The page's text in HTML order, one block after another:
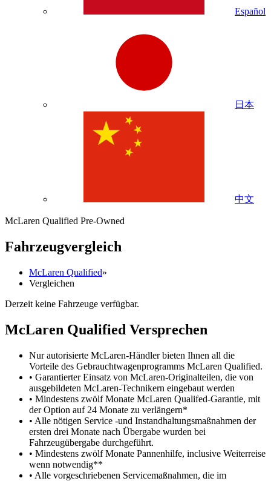
Español
日本
中文
McLaren Qualified Pre-Owned
Fahrzeugvergleich
McLaren Qualified»
Vergleichen
Derzeit keine Fahrzeuge verfügbar.
McLaren Qualified Versprechen
Nur autorisierte McLaren-Händler bieten Ihnen all die
Vorteile des Gebrauchtwagenprogramms McLaren Qualified.
• Garantierter Einsatz von McLaren-Originalteilen, die von
ausgebildeten McLaren-Technikern eingebaut werden
• Mindestens zwölf Monate McLaren Qualifed-Garantie, mit
der Option auf 24 Monate zu verlängern*
• Alle nötigen Service -und Instandhaltungsmaßnahmen der
ersten drei Monate nach Übergabe wurden bei
Fahrzeugübergabe durchgeführt.
• Mindestens zwölf Monate Pannenhilfe, inclusive Weiterreise
wenn notwendig**
• Alle vorgeschriebenen Servicemaßnahmen, die im